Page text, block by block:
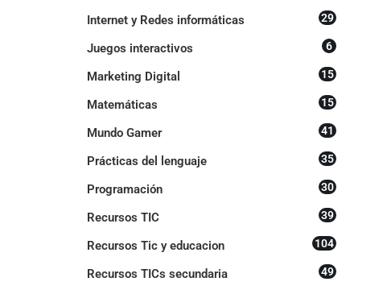
Internet y Redes informáticas 29
Juegos interactivos 6
Marketing Digital 15
Matemáticas 15
Mundo Gamer 41
Prácticas del lenguaje 35
Programación 30
Recursos TIC 39
Recursos Tic y educacion 104
Recursos TICs secundaria 49